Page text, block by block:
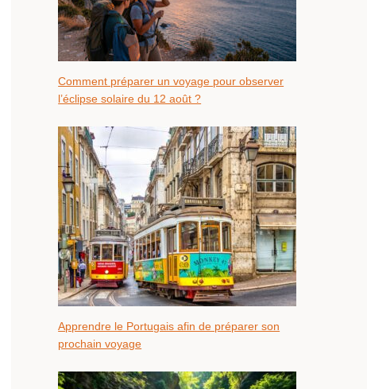
Comment préparer un voyage pour observer
l’éclipse solaire du 12 août ?
Apprendre le Portugais afin de préparer son
prochain voyage